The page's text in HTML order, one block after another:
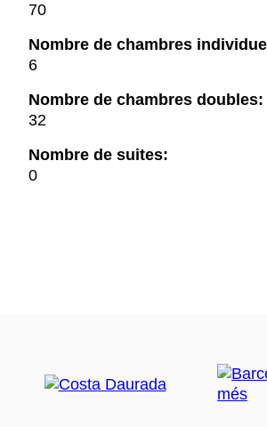
70
Nombre de chambres
6
Nombre de chambres doubles:
32
Nombre de suites:
0